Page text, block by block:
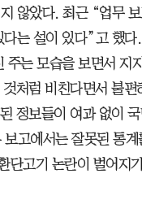
않았다. 최근 “업무
는 설이 있다”고 했다
주는 모습을 보면서 지
처럼 비친다면서 불편
정보들이 여과 없이
고에서는 잘못된 통
단고기 논란이 벌어지